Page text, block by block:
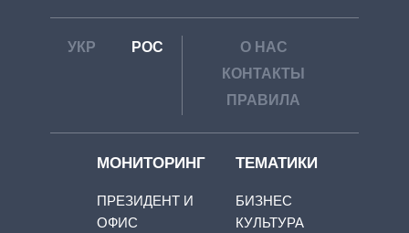
УКР РОС
О НАС
КОНТАКТЫ
ПРАВИЛА
МОНИТОРИНГ
ПРЕЗИДЕНТ И
ОФИС
ТЕМАТИКИ
БИЗНЕС
КУЛЬТУРА